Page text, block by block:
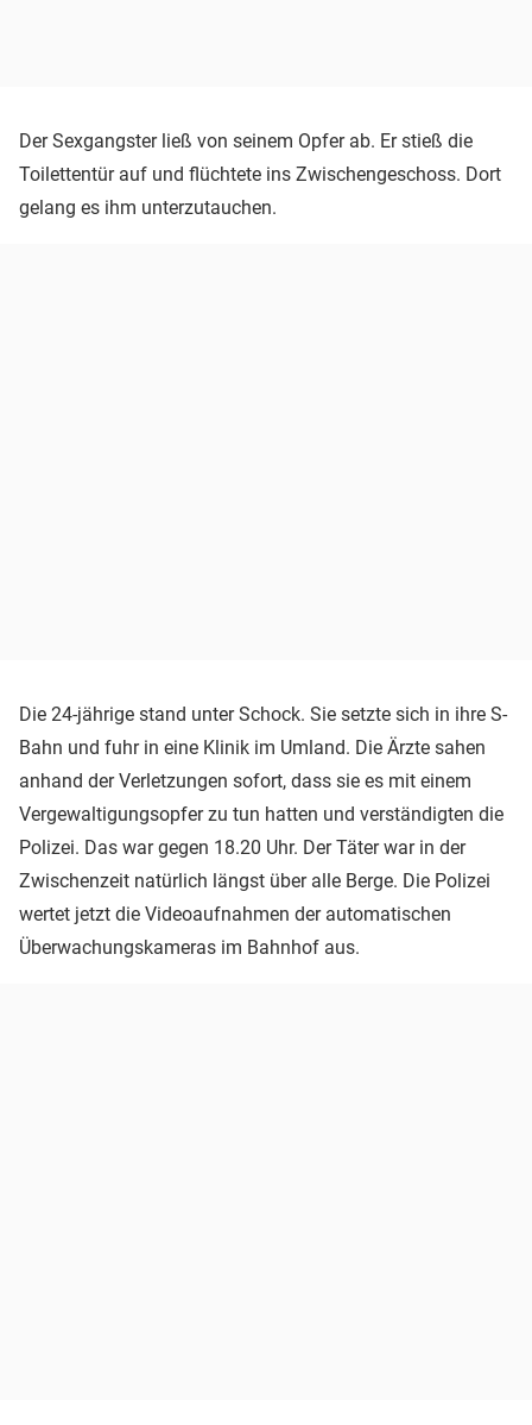
Der Sexgangster ließ von seinem Opfer ab. Er stieß die
Toilettentür auf und flüchtete ins Zwischengeschoss. Dort
gelang es ihm unterzutauchen.
Die 24-jährige stand unter Schock. Sie setzte sich in ihre S-
Bahn und fuhr in eine Klinik im Umland. Die Ärzte sahen
anhand der Verletzungen sofort, dass sie es mit einem
Vergewaltigungsopfer zu tun hatten und verständigten die
Polizei. Das war gegen 18.20 Uhr. Der Täter war in der
Zwischenzeit natürlich längst über alle Berge. Die Polizei
wertet jetzt die Videoaufnahmen der automatischen
Überwachungskameras im Bahnhof aus.